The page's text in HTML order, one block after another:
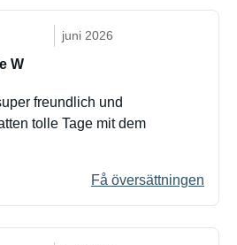
juni 2026
W
freundlich und
tolle Tage mit dem
Få översättningen